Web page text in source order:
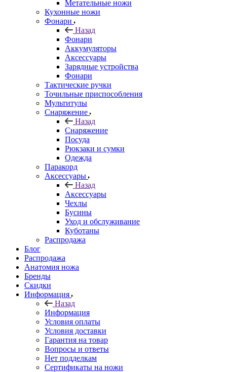
Метательные ножи
Кухонные ножи
Фонари
Назад
Фонари
Аккумуляторы
Аксессуары
Зарядные устройства
Фонари
Тактические ручки
Точильные приспособления
Мультитулы
Снаряжение
Назад
Снаряжение
Посуда
Рюкзаки и сумки
Одежда
Паракорд
Аксессуары
Назад
Аксессуары
Чехлы
Бусины
Уход и обслуживание
Куботаны
Распродажа
Блог
Распродажа
Анатомия ножа
Бренды
Скидки
Информация
Назад
Информация
Условия оплаты
Условия доставки
Гарантия на товар
Вопросы и ответы
Нет подделкам
Сертификаты на ножи